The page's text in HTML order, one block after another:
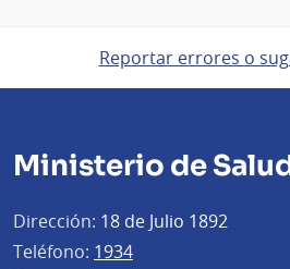
Reportar errores o
Ministerio de
Dirección: 18 de Julio 1892
Teléfono: 1934